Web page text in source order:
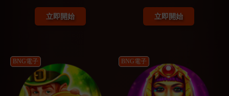
立即開始 立即開始
BNG電子 BNG電子